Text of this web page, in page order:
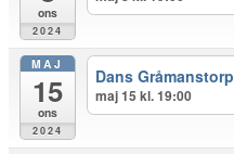
ons
2024
MAJ
15
ons
2024
Dans Gråmanstorp
maj 15 kl. 19:00